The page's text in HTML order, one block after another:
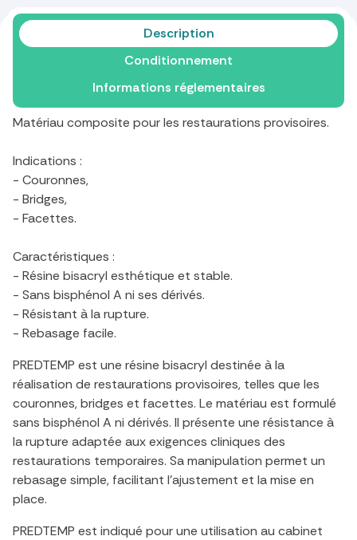
Description
Conditionnement
Informations réglementaires
Matériau composite pour les restaurations provisoires.
Indications :
- Couronnes,
- Bridges,
- Facettes.
Caractéristiques :
- Résine bisacryl esthétique et stable.
- Sans bisphénol A ni ses dérivés.
- Résistant à la rupture.
- Rebasage facile.
PREDTEMP est une résine bisacryl destinée à la
réalisation de restaurations provisoires, telles que les
couronnes, bridges et facettes. Le matériau est formulé
sans bisphénol A ni dérivés. Il présente une résistance à
la rupture adaptée aux exigences cliniques des
restaurations temporaires. Sa manipulation permet un
rebasage simple, facilitant l’ajustement et la mise en
place.
PREDTEMP est indiqué pour une utilisation au cabinet